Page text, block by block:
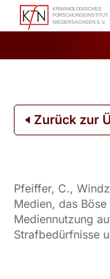
Zum
Inhalt
Zurück zur
Pfeiffer, C.,
Medien, das
Mediennutzung
Strafbedürfnisse